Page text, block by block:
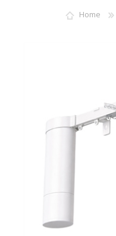
Home